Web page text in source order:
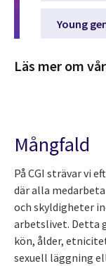
Young
Läs mer om
Mångfald
På CGI strävar vi
där alla
och skyldigheter
arbetslivet. Detta
kön, ålder,
sexuell läggning